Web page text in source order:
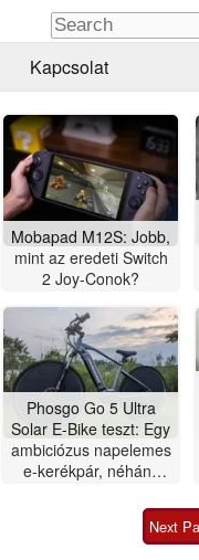
Kapcsolat
Mobapad M12S: Jobb,
mint az eredeti Switch
2 Joy-Conok?
Phosgo Go 5 Ultra
Solar E-Bike teszt: Egy
ambiciózus napelemes
e-kerékpár, néhány
Next